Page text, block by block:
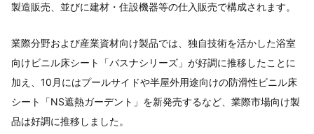
製造販売、並びに建材・住設機器等の仕入販売で構成されます。
業際分野および産業資材向け製品では、独自技術を活かした浴室
向けビニル床シート「バスナシリーズ」が好調に推移したことに
加え、10月にはプールサイドや半屋外用途向けの防滑性ビニル床
シート「NS遮熱ガーデント」を新発売するなど、業際市場向け製
品は好調に推移しました。